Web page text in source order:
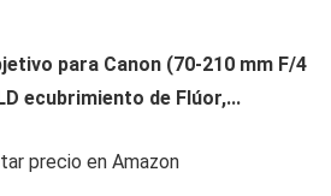
para Canon (70-210 mm F/4
ecubrimiento de Flúor,...
precio en Amazon